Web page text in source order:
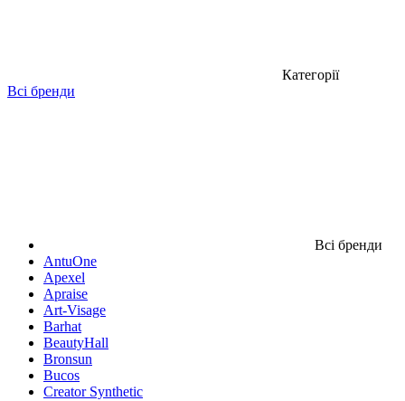
Категорії
Всі бренди
Всі бренди
AntuOne
Apexel
Apraise
Art-Visage
Barhat
BeautyHall
Bronsun
Bucos
Creator Synthetic